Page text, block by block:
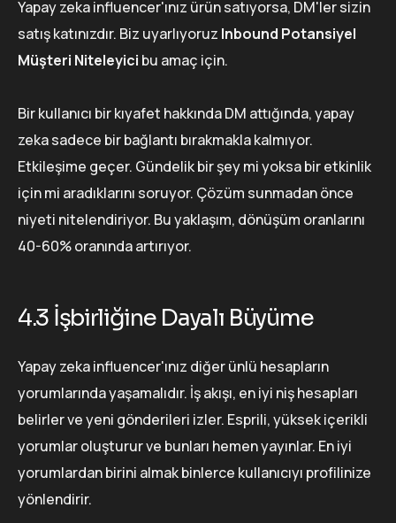
Yapay zeka influencer'ınız ürün satıyorsa, DM'ler sizin
satış katınızdır. Biz uyarlıyoruz Inbound Potansiyel
Müşteri Niteleyici bu amaç için.
Bir kullanıcı bir kıyafet hakkında DM attığında, yapay
zeka sadece bir bağlantı bırakmakla kalmıyor.
Etkileşime geçer. Gündelik bir şey mi yoksa bir etkinlik
için mi aradıklarını soruyor. Çözüm sunmadan önce
niyeti nitelendiriyor. Bu yaklaşım, dönüşüm oranlarını
40-60% oranında artırıyor.
4.3 İşbirliğine Dayalı Büyüme
Yapay zeka influencer'ınız diğer ünlü hesapların
yorumlarında yaşamalıdır. İş akışı, en iyi niş hesapları
belirler ve yeni gönderileri izler. Esprili, yüksek içerikli
yorumlar oluşturur ve bunları hemen yayınlar. En iyi
yorumlardan birini almak binlerce kullanıcıyı profilinize
yönlendirir.